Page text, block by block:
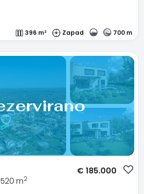
396 m² Zapad 700 m
m2
€ 185.000